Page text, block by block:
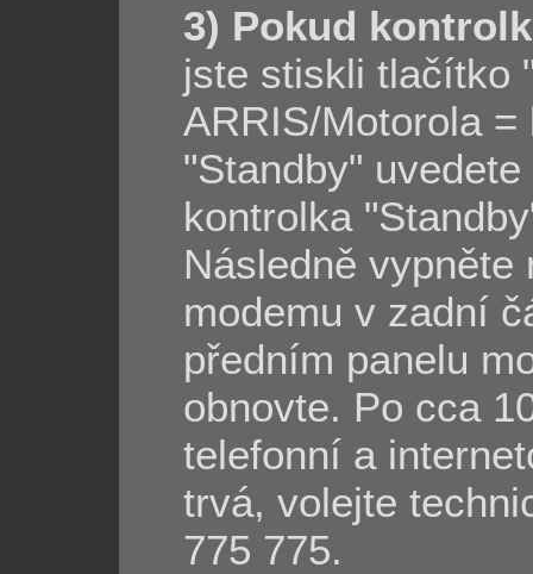
3) Pokud
jste stiskli tlačítko
ARRIS/Motorola
"Standby"
kontrolka
Následně
modemu v zadní
předním panelu
obnovte. Po cca
telefonní a
trvá, volejte
775 775.